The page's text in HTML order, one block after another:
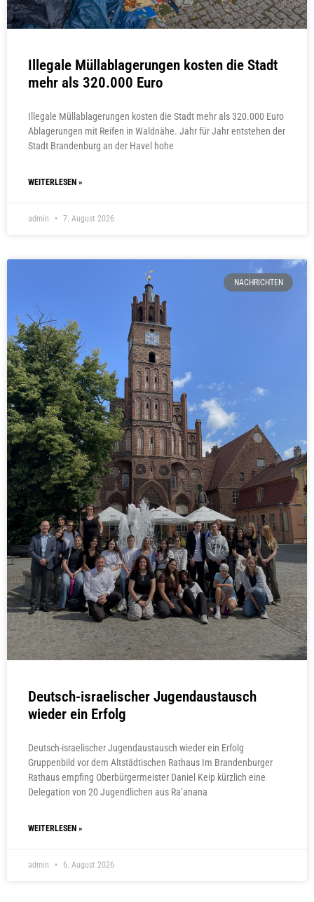
Illegale Müllablagerungen kosten die Stadt
mehr als 320.000 Euro
Illegale Müllablagerungen kosten die Stadt mehr als 320.000 Euro
Ablagerungen mit Reifen in Waldnähe. Jahr für Jahr entstehen der
Stadt Brandenburg an der Havel hohe
WEITERLESEN »
admin 7. August 2026
NACHRICHTEN
Deutsch-israelischer Jugendaustausch
wieder ein Erfolg
Deutsch-israelischer Jugendaustausch wieder ein Erfolg
Gruppenbild vor dem Altstädtischen Rathaus Im Brandenburger
Rathaus empfing Oberbürgermeister Daniel Keip kürzlich eine
Delegation von 20 Jugendlichen aus Ra’anana
WEITERLESEN »
admin 6. August 2026